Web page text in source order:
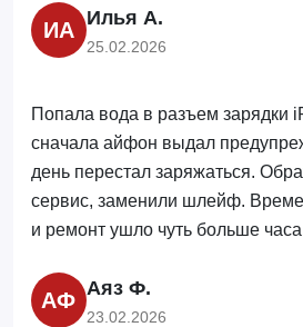
ИА Илья А.
25.02.2026
Попала вода в разъем зарядки
сначала айфон выдал
день перестал заряжаться.
сервис, заменили шлейф.
и ремонт ушло чуть больше
АФ Аяз Ф.
23.02.2026